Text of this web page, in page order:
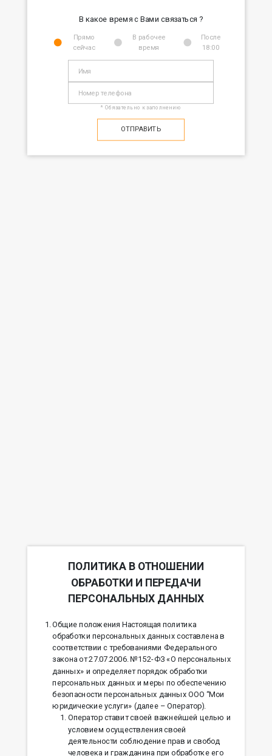
В какое время с Вами связаться ?
Прямо
сейчас
В рабочее
время
После
18:00
* Обязательно к заполнению
ОТПРАВИТЬ
ПОЛИТИКА В ОТНОШЕНИИ
ОБРАБОТКИ И ПЕРЕДАЧИ
ПЕРСОНАЛЬНЫХ ДАННЫХ
Общие положения Настоящая политика
обработки персональных данных составлена в
соответствии с требованиями Федерального
закона от 27.07.2006. №152-ФЗ «О персональных
данных» и определяет порядок обработки
персональных данных и меры по обеспечению
безопасности персональных данных ООО “Мои
юридические услуги» (далее – Оператор).
Оператор ставит своей важнейшей целью и
условием осуществления своей
деятельности соблюдение прав и свобод
человека и гражданина при обработке его